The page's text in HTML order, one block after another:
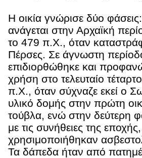
Η οικία γνώρισε δύο
ανάγεται στην Αρχαϊκή
το 479 π.Χ., όταν
Πέρσες. Σε άγνωστη
επιδιορθώθηκε και
χρήση στο τελευταίο
π.Χ., όταν σύχναζε εκεί ο
υλικό δομής στην πρώτη
τούβλα, ενώ στην δεύτερη
με τις συνήθειες της εποχής,
χρησιμοποιήθηκαν
Τα δάπεδα ήταν από